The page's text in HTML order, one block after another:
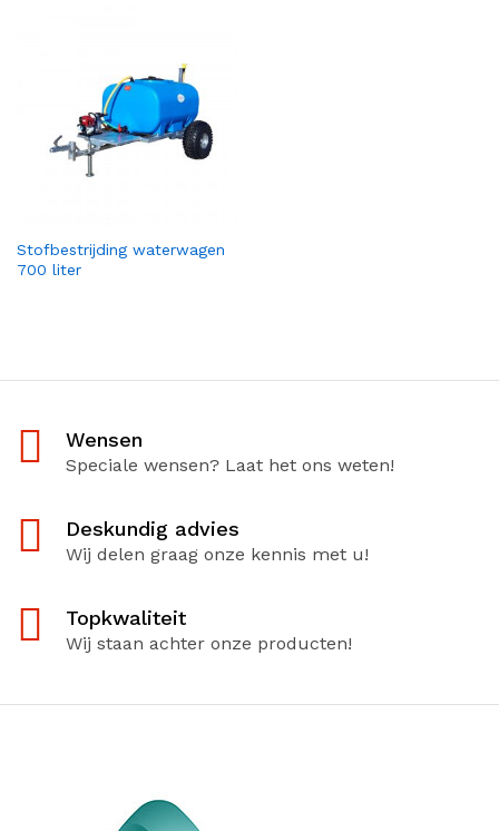
Stofbestrijding waterwagen
700 liter
Wensen
Speciale wensen? Laat het ons weten!
Deskundig advies
Wij delen graag onze kennis met u!
Topkwaliteit
Wij staan achter onze producten!